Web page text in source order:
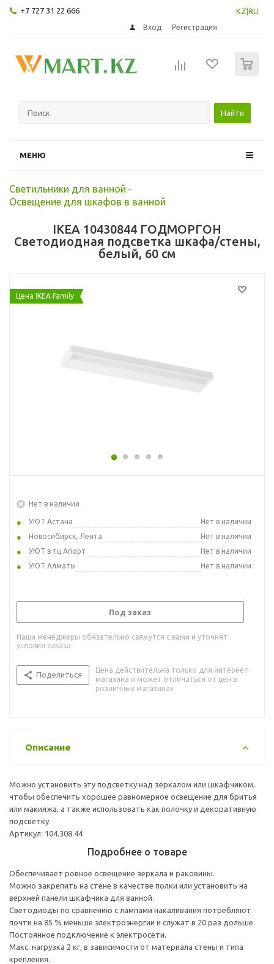
+7 727 31 22 666 KZ RU
Вход Регистрация
Найти
МЕНЮ
Светильники для ванной -
Освещение для шкафов в ванной
IKEA 10430844 ГОДМОРГОН
Светодиодная подсветка шкафа/стены,
белый, 60 см
Цена IKEA Family
Нет в наличии
УЮТ Астана
Нет в наличии
Новосибирск, Лента
Нет в наличии
УЮТ в тц Апорт
Нет в наличии
УЮТ Алматы
Нет в наличии
Под заказ
Наши менеджеры обязательно свяжутся с вами и уточнят
условия заказа
Поделиться
Цена действительна только для интернет-
магазина и может отличаться от цен в
розничных магазинах
Описание
Можно установить эту подсветку над зеркалом или шкафчиком,
чтобы обеспечить хорошее равномерное освещение для бритья
или макияжа, а также использовать как полочку и декоративную
подсветку.
Артикул: 104.308.44
Подробнее о товаре
Обеспечивает ровное освещение зеркала и раковины.
Можно закрепить на стене в качестве полки или установить на
верхней панели шкафчика для ванной.
Светодиоды по сравнению с лампами накаливания потребляют
почти на 85 % меньше электроэнергии и служат в 20 раз дольше.
Постоянное подключение к электросети.
Макс. нагрузка 2 кг, в зависимости от материала стены и типа
крепления.